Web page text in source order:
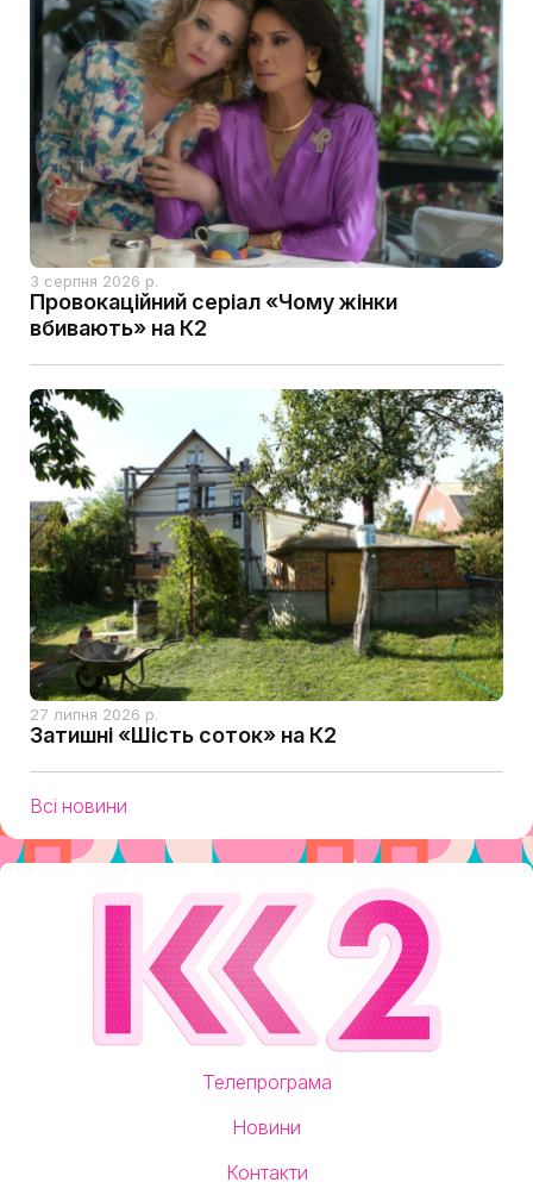
3 серпня 2026 р.
Провокаційний серіал «Чому жінки
вбивають» на К2
27 липня 2026 р.
Затишні «Шість соток» на К2
Всі новини
Телепрограма
Новини
Контакти